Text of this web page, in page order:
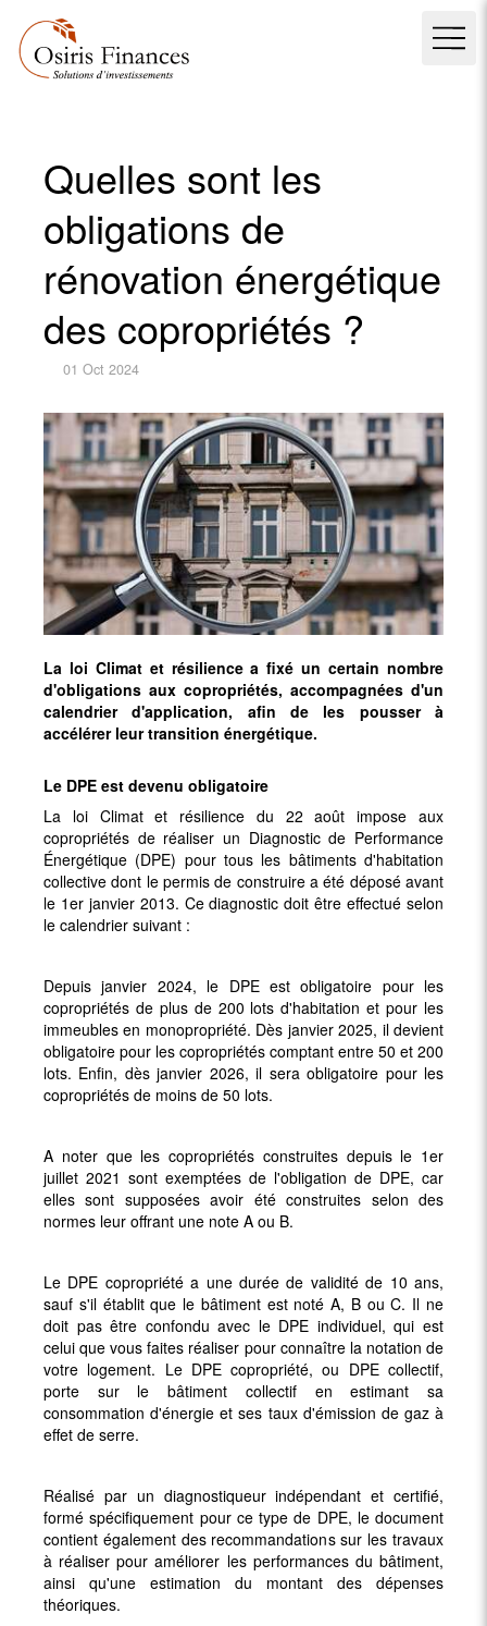
Quelles sont les
obligations de
rénovation énergétique
des copropriétés ?
01 Oct 2024
La loi Climat et résilience a fixé un certain nombre
d'obligations aux copropriétés, accompagnées d'un
calendrier d'application, afin de les pousser à
accélérer leur transition énergétique.
Le DPE est devenu obligatoire
La loi Climat et résilience du 22 août impose aux
copropriétés de réaliser un Diagnostic de Performance
Énergétique (DPE) pour tous les bâtiments d'habitation
collective dont le permis de construire a été déposé avant
le 1er janvier 2013. Ce diagnostic doit être effectué selon
le calendrier suivant :
Depuis janvier 2024, le DPE est obligatoire pour les
copropriétés de plus de 200 lots d'habitation et pour les
immeubles en monopropriété. Dès janvier 2025, il devient
obligatoire pour les copropriétés comptant entre 50 et 200
lots. Enfin, dès janvier 2026, il sera obligatoire pour les
copropriétés de moins de 50 lots.
A noter que les copropriétés construites depuis le 1er
juillet 2021 sont exemptées de l'obligation de DPE, car
elles sont supposées avoir été construites selon des
normes leur offrant une note A ou B.
Le DPE copropriété a une durée de validité de 10 ans,
sauf s'il établit que le bâtiment est noté A, B ou C. Il ne
doit pas être confondu avec le DPE individuel, qui est
celui que vous faites réaliser pour connaître la notation de
votre logement. Le DPE copropriété, ou DPE collectif,
porte sur le bâtiment collectif en estimant sa
consommation d'énergie et ses taux d'émission de gaz à
effet de serre.
Réalisé par un diagnostiqueur indépendant et certifié,
formé spécifiquement pour ce type de DPE, le document
contient également des recommandations sur les travaux
à réaliser pour améliorer les performances du bâtiment,
ainsi qu'une estimation du montant des dépenses
théoriques.